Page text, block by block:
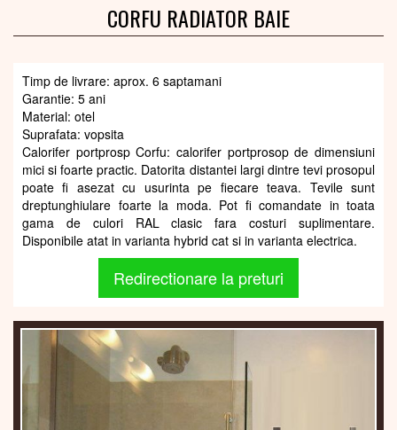
CORFU RADIATOR BAIE
Timp de livrare: aprox. 6 saptamani
Garantie: 5 ani
Material: otel
Suprafata: vopsita
Calorifer portprosp Corfu: calorifer portprosop de dimensiuni
mici si foarte practic. Datorita distantei largi dintre tevi prosopul
poate fi asezat cu usurinta pe fiecare teava. Tevile sunt
dreptunghiulare foarte la moda. Pot fi comandate in toata
gama de culori RAL clasic fara costuri suplimentare.
Disponibile atat in varianta hybrid cat si in varianta electrica.
Redirectionare la preturi